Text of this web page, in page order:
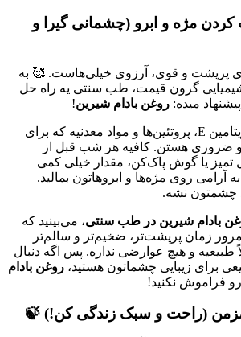
کردن مژه و ابرو (چشمانی گیرا و
پرپشت و قوی، آرزوی خیلی‌هاست. 🥰 به
شیمیایی گرون قیمت، طب سنتی یه راه حل
میده: روغن بادام شیرین!
این روغن سرشار از ویتامین E، پروتئین‌ها و مواد معدنیه که برای
ضروری هستن. کافیه هر شب قبل از
تمیز یا گوش پاک‌کن، مقدار خیلی کمی
آرامی روی مژه‌ها و ابروهاتون بمالید.
چشمتون نشه.
بادام شیرین در طب سنتی، می‌بینید که
مرور زمان پرپشت‌تر، ضخیم‌تر و سالم‌تر
و هیچ عوارضی نداره. پس اگه دنبال
برای زیبایی چشماتون هستید، روغن بادام
رو فراموش نکنید!